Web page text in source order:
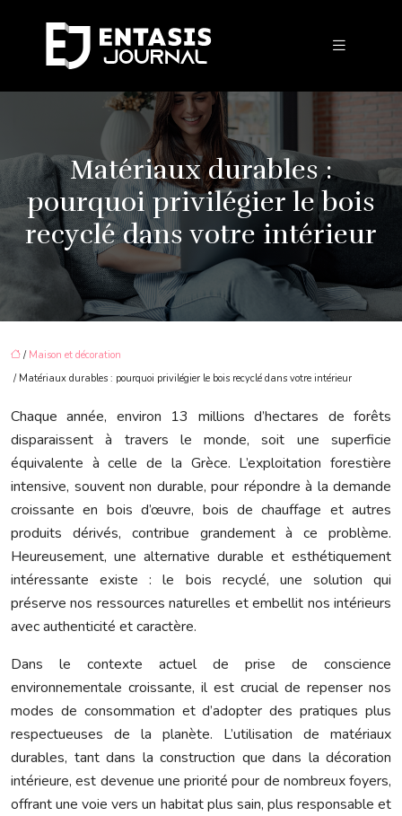
Matériaux durables :
pourquoi privilégier le bois
recyclé dans votre intérieur
/ Maison et décoration
/ Matériaux durables : pourquoi privilégier le bois recyclé dans votre intérieur
Chaque année, environ 13 millions d’hectares de forêts
disparaissent à travers le monde, soit une superficie
équivalente à celle de la Grèce. L’exploitation forestière
intensive, souvent non durable, pour répondre à la demande
croissante en bois d’œuvre, bois de chauffage et autres
produits dérivés, contribue grandement à ce problème.
Heureusement, une alternative durable et esthétiquement
intéressante existe : le bois recyclé, une solution qui
préserve nos ressources naturelles et embellit nos intérieurs
avec authenticité et caractère.
Dans le contexte actuel de prise de conscience
environnementale croissante, il est crucial de repenser nos
modes de consommation et d’adopter des pratiques plus
respectueuses de la planète. L’utilisation de matériaux
durables, tant dans la construction que dans la décoration
intérieure, est devenue une priorité pour de nombreux foyers,
offrant une voie vers un habitat plus sain, plus responsable et